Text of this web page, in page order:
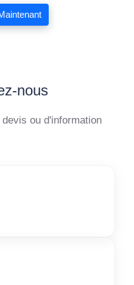
nous
ou d'information